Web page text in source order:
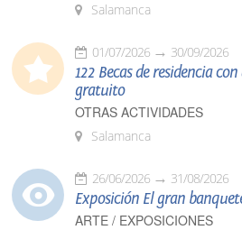
Salamanca
01/07/2026 30/09/2026
122 Becas de residencia
gratuito
OTRAS ACTIVIDADES
Salamanca
26/06/2026 31/08/2026
Exposición El gran
ARTE / EXPOSICIONES